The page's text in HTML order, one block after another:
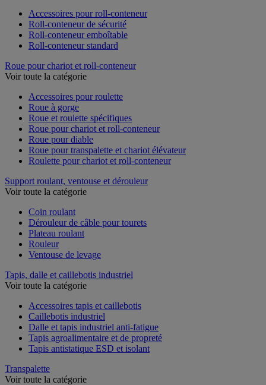
Accessoires pour roll-conteneur
Roll-conteneur de sécurité
Roll-conteneur emboîtable
Roll-conteneur standard
Roue pour chariot et roll-conteneur
Voir toute la catégorie
Accessoires pour roulette
Roue à gorge
Roue et roulette spécifiques
Roue pour chariot et roll-conteneur
Roue pour diable
Roue pour transpalette et chariot élévateur
Roulette pour chariot et roll-conteneur
Support roulant, ventouse et dérouleur
Voir toute la catégorie
Coin roulant
Dérouleur de câble pour tourets
Plateau roulant
Rouleur
Ventouse de levage
Tapis, dalle et caillebotis industriel
Voir toute la catégorie
Accessoires tapis et caillebotis
Caillebotis industriel
Dalle et tapis industriel anti-fatigue
Tapis agroalimentaire et de propreté
Tapis antistatique ESD et isolant
Transpalette
Voir toute la catégorie